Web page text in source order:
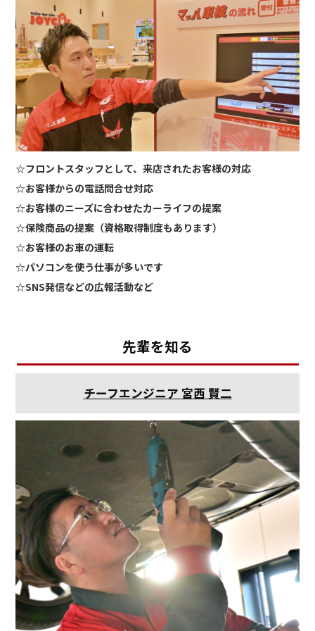
☆フロントスタッフとして、来店されたお客様の対応
☆お客様からの電話問合せ対応
☆お客様のニーズに合わせたカーライフの提案
☆保険商品の提案（資格取得制度もあります）
☆お客様のお車の運転
☆パソコンを使う仕事が多いです
☆SNS発信などの広報活動など
先輩を知る
チーフエンジニア 宮西 賢二